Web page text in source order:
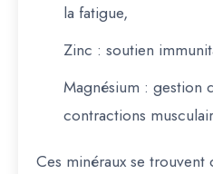
la fatigue,
Zinc : soutien
Magnésium : gestion
contractions
Ces minéraux se trouvent